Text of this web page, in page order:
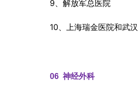
9、解放军总医院
10、上海瑞金医院和武
06 神经外科